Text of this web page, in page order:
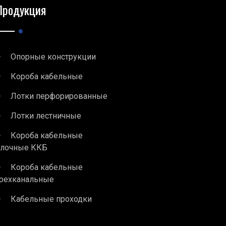
Опорные конструкции
Короба кабельные
Лотки перфорированные
Лотки лестничные
Короба кабельные
ККБ
Короба кабельные
Кабельные проходки